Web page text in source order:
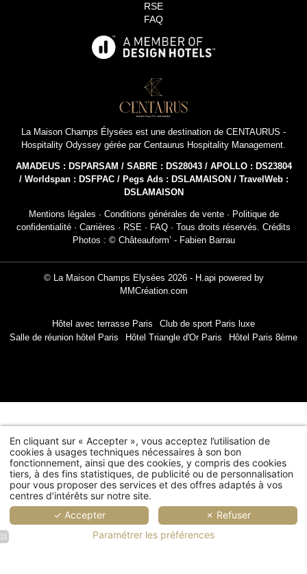
RSE
FAQ
La Maison Champs Élysées est une destination de CENTAURUS -
Hospitality Odyssey gérée par Centaurus Hospitality Management.
AMADEUS : DSPARSAM / SABRE : DS28043 / APOLLO : DS23804
/ Worldspan : DSFPAC / Pegs Ads : DSLAMAISON / TravelWeb :
DSLAMAISON
Mentions légales · Conditions générales de vente· Politique de
confidentialité · Carrières · RSE · FAQ · Tous droits réservés. Crédits
Photos : © Châteauform’ - Fabien Barrau
© La Maison Champs Elysées 2026 - H.api powered by
MMCréation.com
Hôtel avec terrasse Paris
Club de sport Paris luxe
Salle de réunion hôtel Paris
Hôtel Triangle d'Or Paris Hôtel Paris 8ème
En cliquant sur « Accepter », vous acceptez l’utilisation de
cookies à usages techniques nécessaires à son bon
fonctionnement, ainsi que des cookies, y compris des cookies
tiers, à des fins statistiques, de publicité ou de personnalisation
pour vous proposer des services et des offres adaptés à vos
centres d’intérêts sur notre site.
✓ Accepter
✗ Refuser
Paramétrer les préférences